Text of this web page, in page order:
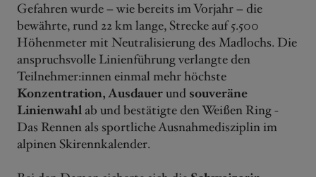
Gefahren wurde – wie bereits im Vorjahr – die
bewährte, rund 22 km lange, Strecke auf 5.500
Höhenmeter mit Neutralisierung des Madlochs. Die
anspruchsvolle Linienführung verlangte den
Teilnehmer:innen einmal mehr höchste
Konzentration, Ausdauerund souveräne
Linienwahlab und bestätigte den Weißen Ring -
Das Rennen als sportliche Ausnahmedisziplin im
alpinen Skirennkalender.